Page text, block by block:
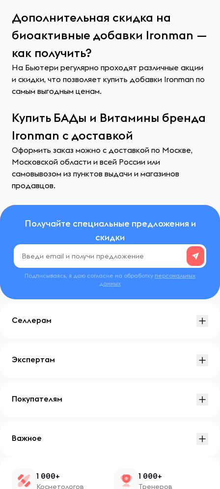
Дополнительная скидка на
биоактивные добавки Ironman —
как получить?
На Бьютери регулярно проходят различные акции
и скидки, что позволяет купить добавки Ironman по
самым выгодным ценам.
Купить БАДы и Витамины бренда
Ironman с доставкой
Оформить заказ можно с доставкой по Москве,
Московской области и всей России или
самовывозом из пунктов выдачи и магазинов
продавцов.
Получайте специальные предложения и
скидки
Подписываясь, я даю согласие на обработку персональных
данных
Селлерам
Экспертам
Покупателям
Важное
1 000+
Косметологов
1 000+
Тренеров